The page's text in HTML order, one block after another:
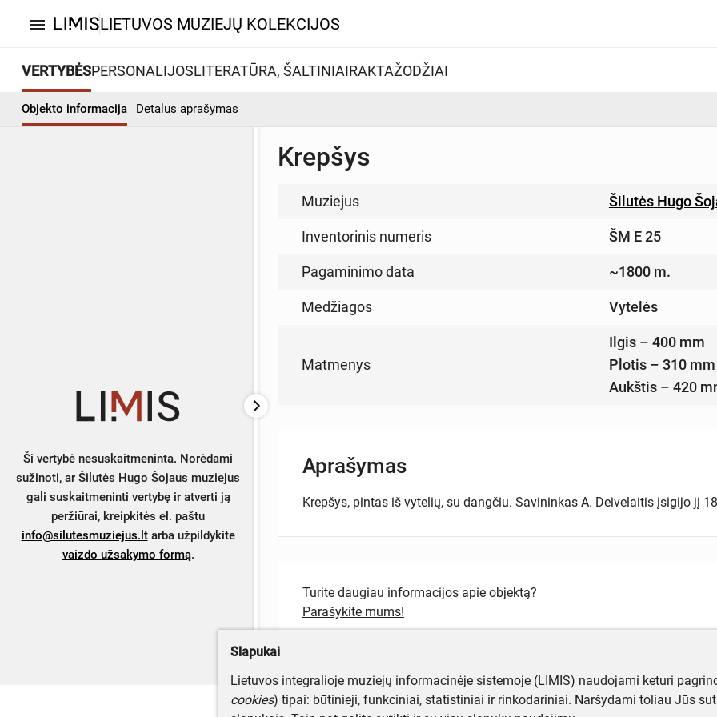
menu LIETUVOS MUZIEJŲ KOLEKCIJOS
VERTYBĖSPERSONALIJOSLITERATŪRA, ŠALTINIAIRAKTAŽODŽIAI
Objekto informacija Detalus aprašymas
Ši vertybė nesuskaitmeninta. Norėdami
sužinoti, ar Šilutės Hugo Šojaus muziejus
gali suskaitmeninti vertybę ir atverti ją
peržiūrai, kreipkitės el. paštu
info@silutesmuziejus.ltarba užpildykite
vaizdo užsakymo formą.
Krepšys
Muziejus Šilutės Hugo
Inventorinis numeris ŠM E 25
Pagaminimo data ~1800 m.
Medžiagos Vytelės
Matmenys
Ilgis – 400 mm
Plotis – 310 mm
Aukštis – 420
Aprašymas
Krepšys, pintas iš vytelių, su dangčiu. Savininkas A. Deivelaitis įsigijo jį
Turite daugiau informacijos apie objektą?
Parašykite mums!
Slapukai
Lietuvos integralioje muziejų informacinėje sistemoje (LIMIS) naudojami keturi
cookies) tipai: būtinieji, funkciniai, statistiniai ir rinkodariniai. Naršydami toliau Jūs